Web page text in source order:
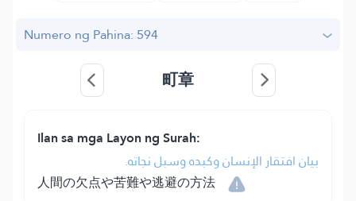
Numero ng Pahina: 594
町章
Ilan sa mga Layon ng Surah:
بيان افتقار الإنسان وكبده وسبل نجاته.
人間の欠点や苦難や逃避の方法